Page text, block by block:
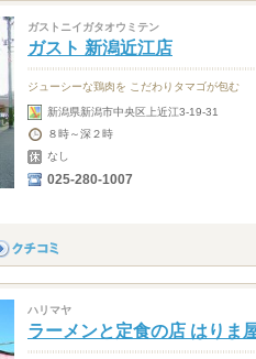
ガストニイガタオウミテン
ガスト 新潟近江店
ジューシーな鶏肉を こだわりタマゴが包む
新潟県新潟市中央区上近江3-19-31
８時～深２時
なし
025-280-1007
ハリマヤ
ラーメンと定食の店 はりま